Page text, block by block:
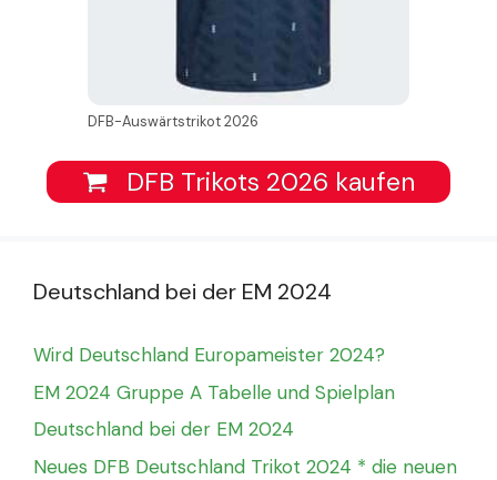
DFB-Auswärtstrikot 2026
DFB Trikots 2026 kaufen
Deutschland bei der EM 2024
Wird Deutschland Europameister 2024?
EM 2024 Gruppe A Tabelle und Spielplan
Deutschland bei der EM 2024
Neues DFB Deutschland Trikot 2024 * die neuen